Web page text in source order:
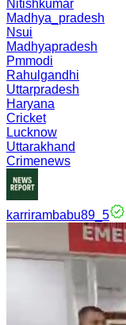
Nitishkumar
Madhya_pradesh
Nsui
Madhyapradesh
Pmmodi
Rahulgandhi
Uttarpradesh
Haryana
Cricket
Lucknow
Uttarakhand
Crimenews
karrirambabu89_5